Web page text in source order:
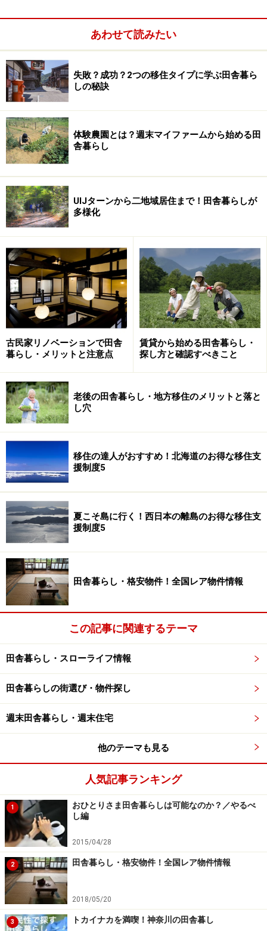
準備：ポリバケツ（大きめの衣装ケースかプランターで
も代用可）と土を、ホームセンターで調達。
四月：芽出し・土作り／種籾（モミ）を水に浸して芽を
出させる。近所の公園に桜が咲く頃を目安にスタート。
多少遅れても問題無し。
五月：種蒔き／プランターに入れた土に水（土の表面ヒ
タヒタが目安）を入れ、発芽した種籾を蒔く。
苗の移し替え・田植え／芽が成長し派が三枚ほどになっ
たら植え替える。
七月：中干し／ある程度成長したところで水を抜き、数
日後に水を入れる。
八月：穂が出て花が咲く／穂が出て2～3日後に白い花が
咲く。
九月：米が実ってくる／開花後30日程で米が実り始め
十月：稲刈り／穂が出てから45日前後で、待望の稲刈り
を！（稲刈り前には落水を）
ベランダで田舎の小さな水田を再現する
画像はイメージです
広い土地なんか持っていなくてもトラクターの運転がで
きなくても、水の入る容器と陽の当たるスペースさえあ
れば楽しめる、簡単手軽なベランダ・イネトープ。
ただし、前回ご紹介した「ベランダ・ビオトープ」と同
様に、設置場所の積載荷重・水漏れ等の慎重なチェック
が必要です。
楽しめるベランダの小さな水田。イネトープには様々な
昆虫が立寄ってくれたり、思いがけない生き物が出現し
どうしてもホカホカご飯を食べたい人へ
画像はイメージです
ベランダ・イネトープは稲と人・生き物との共存や、生
命に満ち溢れていたあの頃の水田を思い起させるのがコ
ンセプト。でもね、せっかくココまでやり遂げたんなら
食べてみたい！
あわせて読みたい
失敗？成功？2つの移住タイプに学ぶ田舎暮ら
しの秘訣
体験農園とは？週末マイファームから始める田
舎暮らし
UIJターンから二地域居住まで！田舎暮らしが
多様化
古民家リノベーションで田舎
暮らし・メリットと注意点
賃貸から始める田舎暮らし・
探し方と確認すべきこと
老後の田舎暮らし・地方移住のメリットと落と
し穴
移住の達人がおすすめ！北海道のお得な移住支
援制度5
夏こそ島に行く！西日本の離島のお得な移住支
援制度5
田舎暮らし・格安物件！全国レア物件情報
この記事に関連するテーマ
田舎暮らし・スローライフ情報
田舎暮らしの街選び・物件探し
週末田舎暮らし・週末住宅
他のテーマも見る
人気記事ランキング
1
おひとりさま田舎暮らしは可能なのか？／やるべ
し編
2015/04/28
2 田舎暮らし・格安物件！全国レア物件情報
2018/05/20
3 トカイナカを満喫！神奈川の田舎暮し